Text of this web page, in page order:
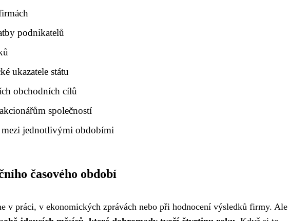
podnikatelů
ukazatele státu
obchodních cílů
společností
jednotlivými obdobími
časového období
v práci, v ekonomických zprávách nebo při hodnocení výsledků firmy. Ale